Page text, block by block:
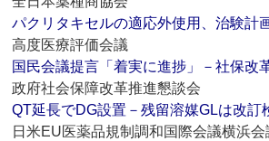
パクリタキセルの適応外使用、治験計
高度医療評価会議
国民会議提言「着実に進捗」－社保改
政府社会保障改革推進懇談会
QT延長でDG設置－残留溶媒GLは改訂
日米EU医薬品規制調和国際会議横浜会